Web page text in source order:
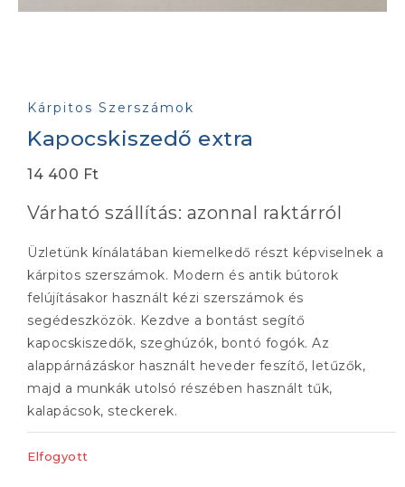
Kárpitos Szerszámok
Kapocskiszedő extra
14 400 Ft
Várható szállítás: azonnal raktárról
Üzletünk kínálatában kiemelkedő részt képviselnek a
kárpitos szerszámok. Modern és antik bútorok
felújításakor használt kézi szerszámok és
segédeszközök. Kezdve a bontást segítő
kapocskiszedők, szeghúzók, bontó fogók. Az
alappárnázáskor használt heveder feszítő, letűzők,
majd a munkák utolsó részében használt tűk,
kalapácsok, steckerek.
Elfogyott